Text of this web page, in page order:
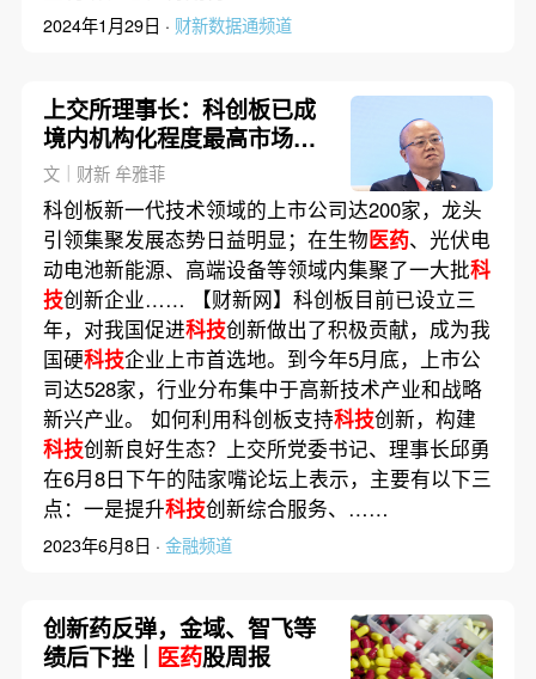
2024年1月29日 · 财新数据通频道
上交所理事长：科创板已成
境内机构化程度最高市场板
块
文｜财新 牟雅菲
科创板新一代技术领域的上市公司达200家，龙头
引领集聚发展态势日益明显；在生物医药、光伏电
动电池新能源、高端设备等领域内集聚了一大批科
技创新企业…… 【财新网】科创板目前已设立三
年，对我国促进科技创新做出了积极贡献，成为我
国硬科技企业上市首选地。到今年5月底，上市公
司达528家，行业分布集中于高新技术产业和战略
新兴产业。 如何利用科创板支持科技创新，构建
科技创新良好生态？上交所党委书记、理事长邱勇
在6月8日下午的陆家嘴论坛上表示，主要有以下三
点：一是提升科技创新综合服务、……
2023年6月8日 · 金融频道
创新药反弹，金域、智飞等
绩后下挫｜ 医药股周报